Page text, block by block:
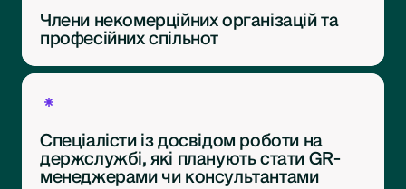
Члени некомерційних організацій та
професійних спільнот
Спеціалісти із досвідом роботи на
держслужбі, які планують стати GR-
менеджерами чи консультантами